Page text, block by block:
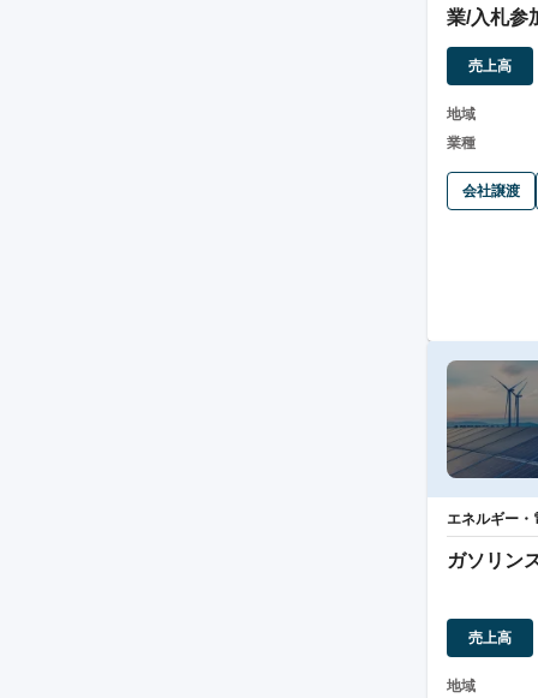
業/入札参
業基盤確
売上高
地域
業種
会社譲渡
エネルギー・
ガソリン
売上高
地域